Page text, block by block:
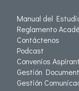
Manual del
Reglamento
Contáctenos
Podcast
Convenios
Gestión
Gestión